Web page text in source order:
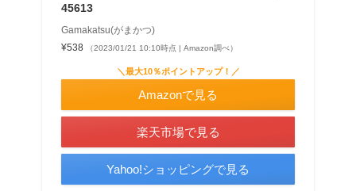
45613
Gamakatsu(がまかつ)
¥538
（2023/01/21 10:10時点 | Amazon調べ）
＼最大10％ポイントアップ！／
Amazonで見る
楽天市場で見る
Yahoo!ショッピングで見る